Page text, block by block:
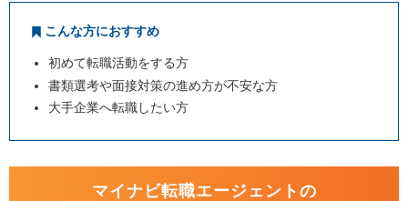
こんな方におすすめ
初めて転職活動をする方
書類選考や面接対策の進め方が不安な方
大手企業へ転職したい方
マイナビ転職エージェントの